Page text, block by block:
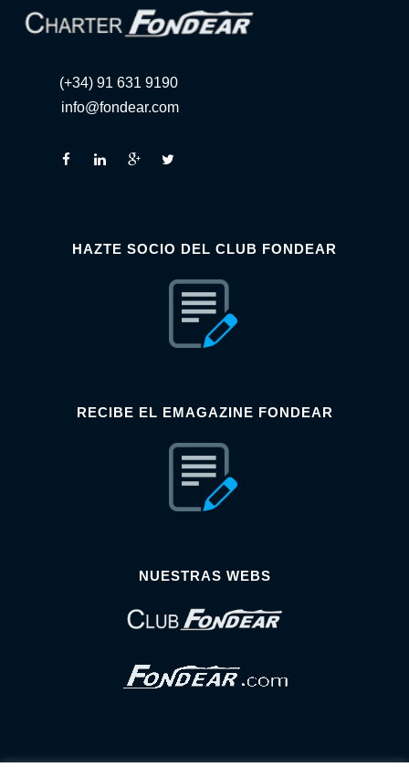
(+34) 91 631 9190
info@fondear.com
HAZTE SOCIO DEL CLUB FONDEAR
RECIBE EL EMAGAZINE FONDEAR
NUESTRAS WEBS